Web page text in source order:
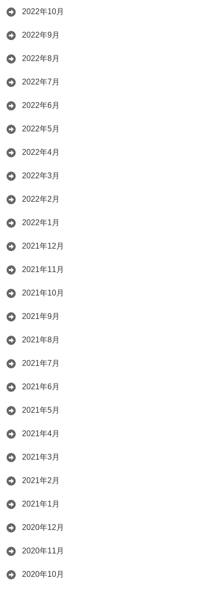
2022年10月
2022年9月
2022年8月
2022年7月
2022年6月
2022年5月
2022年4月
2022年3月
2022年2月
2022年1月
2021年12月
2021年11月
2021年10月
2021年9月
2021年8月
2021年7月
2021年6月
2021年5月
2021年4月
2021年3月
2021年2月
2021年1月
2020年12月
2020年11月
2020年10月